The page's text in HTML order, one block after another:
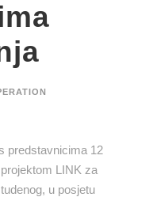
predstavnicima 12
LINK za
u posjetu